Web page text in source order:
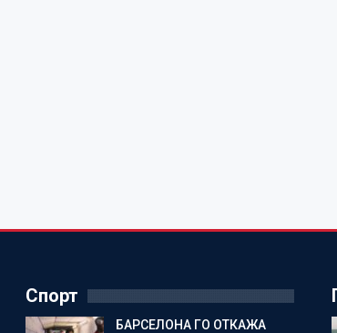
Спорт
БАРСЕЛОНА ГО ОТКАЖА